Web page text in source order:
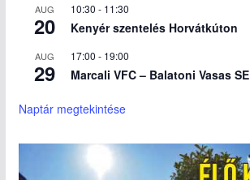
AUG
20
10:30 - 11:30
Kenyér szentelés Horvátkúton
AUG
29
17:00 - 19:00
Marcali VFC – Balatoni Vasas SE
Naptár megtekintése